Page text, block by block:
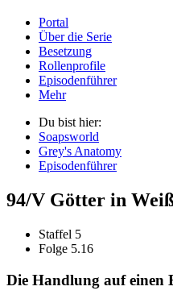
Portal
Über die Serie
Besetzung
Rollenprofile
Episodenführer
Mehr
Du bist hier:
Soapsworld
Grey's Anatomy
Episodenführer
94/V Götter in
Staffel 5
Folge 5.16
Die Handlung auf einen